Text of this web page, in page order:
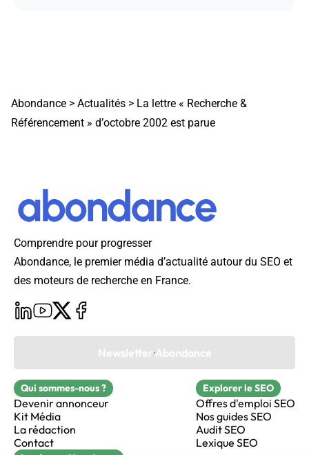
Abondance > Actualités > La lettre « Recherche &
Référencement » d’octobre 2002 est parue
Comprendre pour progresser
Abondance, le premier média d’actualité autour du SEO et
des moteurs de recherche en France.
Newsletter Abondance
Qui sommes-nous ?
Devenir annonceur
Kit Média
La rédaction
Contact
Explorer le SEO
Offres d'emploi SEO
Nos guides SEO
Audit SEO
Lexique SEO